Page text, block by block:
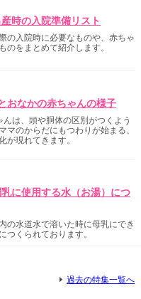
産時の入院準備リスト
の入院時に必要なものや、赤ちゃ
のをまとめて紹介します。
おなかの赤ちゃんの様子
は、頭や胴体の区別がつくよう
マのからだにもつわりが始まる、
が現れてきます。
に使用する水（お湯）につ
の水道水で溶いた時に母乳にでき
つくられております。
過去の特集一覧へ